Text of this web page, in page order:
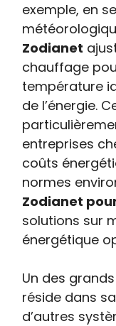
exemple, en
Zodianet
chauffage
température
de l’énergie.
entreprises
coûts
normes
Zodianet
solutions sur
énergétique
Un des
réside dans
d’autres